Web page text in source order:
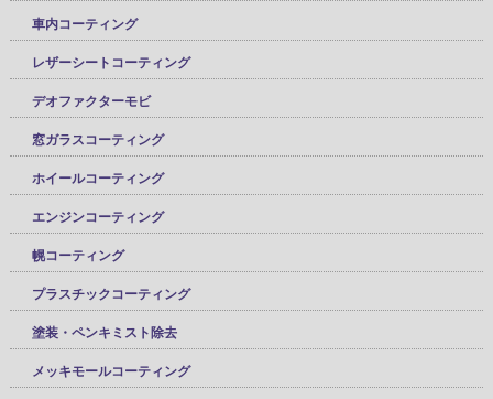
車内コーティング
レザーシートコーティング
デオファクターモビ
窓ガラスコーティング
ホイールコーティング
エンジンコーティング
幌コーティング
プラスチックコーティング
塗装・ペンキミスト除去
メッキモールコーティング